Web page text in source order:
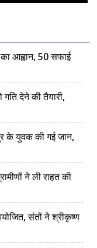
आह्वान, 50 सफाई
देने की तैयारी,
के युवक की गई जान,
ने ली राहत की
संतों ने श्रीकृष्ण